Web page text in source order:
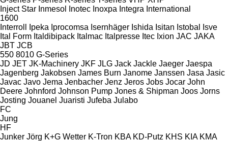
Inject Star Inmesol Inotec Inoxpa Integra International
1600
Interroll
Ipeka Iprocomsa Isernhäger Ishida Isitan Istobal
Isve
Ital Form Italdibipack Italmac Italpresse Itec Ixion JAC JAKA
JBT JCB
550 8010 G-Series
JD JET JK-Machinery JKF JLG Jack Jackle Jaeger Jaespa
Jagenberg Jakobsen James Burn Janome Janssen Jasa Jasic
Javac Javo Jema Jenbacher Jenz Jeros Jobs Jocar John
Deere Johnford Johnson Pump Jones & Shipman Joos Jorns
Josting Jouanel Juaristi Jufeba Julabo
FC
Jung
HF
Junker Jörg K+G Wetter K-Tron KBA KD-Putz KHS KIA KMA